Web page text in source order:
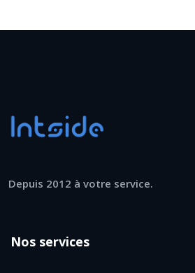
Depuis 2012 à votre service.
Nos services